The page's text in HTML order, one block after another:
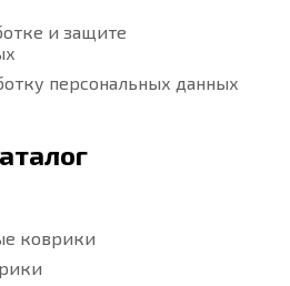
и защите
персональных данных
коврики